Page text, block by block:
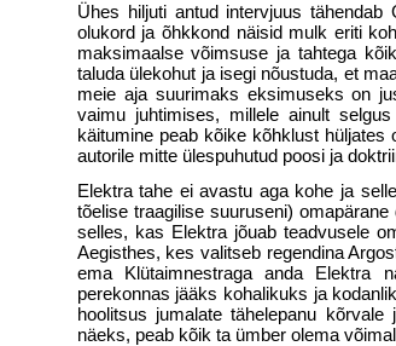
Ühes hiljuti antud intervjuus
olukord ja õhkkond näisid mulk eriti
maksimaalse võimsuse ja tahtega
taluda ülekohut ja isegi nõustuda, et
meie aja suurimaks eksimuseks on
vaimu juhtimises, millele ainult
käitumine peab kõike kõhklust
autorile mitte ülespuhutud poosi ja
Elektra tahe ei avastu aga kohe ja
tõelise traagilise suuruseni)
selles, kas Elektra jõuab teadvusele
Aegisthes, kes valitseb regendina
ema Klütaimnestraga anda Elektra
perekonnas jääks kohalikuks ja
hoolitsus jumalate tähelepanu
näeks, peab kõik ta ümber olema